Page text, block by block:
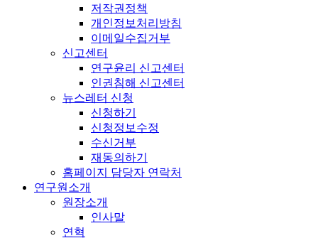
저작권정책
개인정보처리방침
이메일수집거부
신고센터
연구윤리 신고센터
인권침해 신고센터
뉴스레터 신청
신청하기
신청정보수정
수신거부
재동의하기
홈페이지 담당자 연락처
연구원소개
원장소개
인사말
연혁